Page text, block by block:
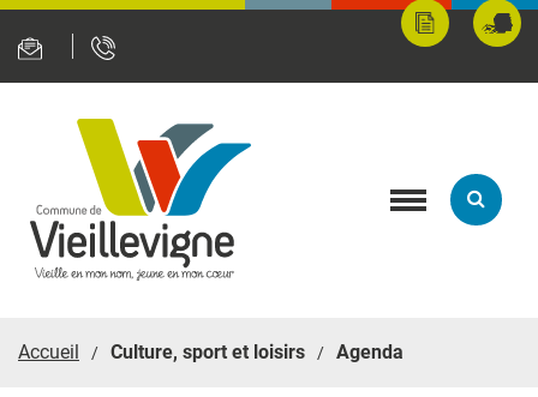
Mes
démarches
Toggle
Accueil Culture, sport et loisirs Agenda
Panneau de gestion des cookies